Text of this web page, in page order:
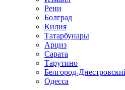
Рени
Болград
Килия
Татарбунары
Арциз
Сарата
Тарутино
Белгород-
Одесса